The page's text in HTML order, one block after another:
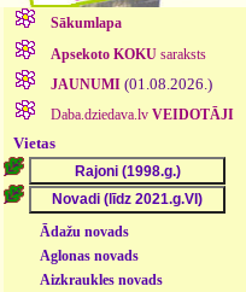
Sākumlapa
Apsekoto KOKUsaraksts
JAUNUMI (01.08.2026.)
Daba.dziedava.lv VEIDOTĀJI
Vietas
Ādažu novads
Aglonas novads
Aizkraukles novads